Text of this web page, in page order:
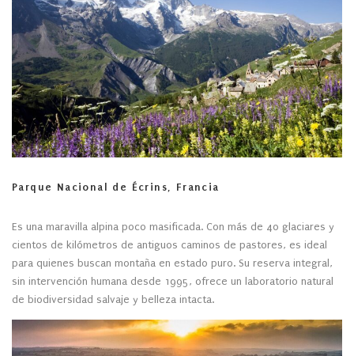
Parque Nacional de Écrins, Francia
Es una maravilla alpina poco masificada. Con más de 40 glaciares y
cientos de kilómetros de antiguos caminos de pastores, es ideal
para quienes buscan montaña en estado puro. Su reserva integral,
sin intervención humana desde 1995, ofrece un laboratorio natural
de biodiversidad salvaje y belleza intacta.